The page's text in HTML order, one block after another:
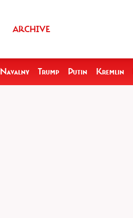
ARCHIVE
Navalny Trump Putin Kremlin